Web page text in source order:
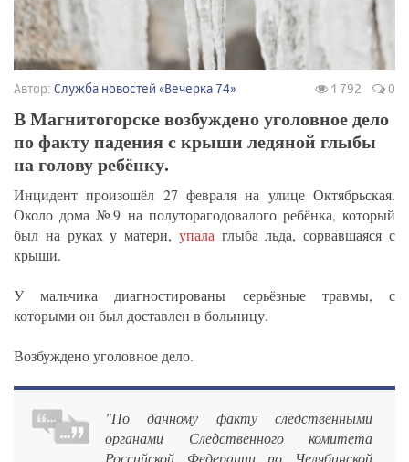
Автор: Служба новостей «Вечерка 74» 1 792 0
В Магнитогорске возбуждено уголовное дело
по факту падения с крыши ледяной глыбы
на голову ребёнку.
Инцидент произошёл 27 февраля на улице Октябрьская.
Около дома №9 на полуторагодовалого ребёнка, который
был на руках у матери, упала глыба льда, сорвавшаяся с
крыши.
У мальчика диагностированы серьёзные травмы, с
которыми он был доставлен в больницу.
Возбуждено уголовное дело.
"По данному факту следственными
органами Следственного комитета